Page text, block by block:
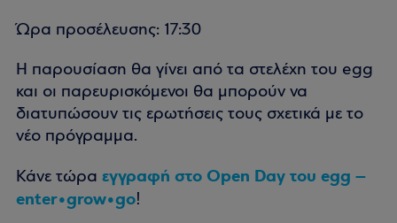
Ώρα προσέλευσης: 17:30
H παρουσίαση θα γίνει από τα στελέχη του egg
και οι παρευρισκόμενοι θα μπορούν να
διατυπώσουν τις ερωτήσεις τους σχετικά με το
νέο πρόγραμμα.
Κάνε τώρα εγγραφή στο Open Day του egg –
enter•grow•go!